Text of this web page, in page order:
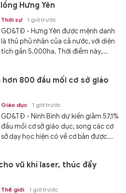
Hưng Yên
Thời sự 1 giờ trước
GD&TĐ - Hưng Yên được mệnh danh
là thủ phủ nhãn của cả nước, với diện
tích gần 5.000ha. Thời điểm này,...
hơn 800 đầu mối cơ sở giáo
Giáo dục 1 giờ trước
GD&TĐ - Ninh Bình dự kiến giảm 57,1%
đầu mối cơ sở giáo dục, song các cơ
sở dạy học hiện có về cơ bản được...
vũ khí laser, thúc đẩy
Thế giới 1 giờ trước